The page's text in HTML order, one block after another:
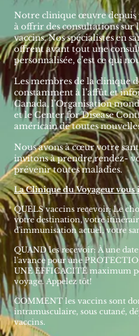
Notre clinique œuvre depuis
à offrir des consultations sur
vaccins. Nos spécialistes en
offrent avant tout une
personnalisée, c’est ce qui
Les membres de la clinique
constamment à l’affût et
Canada, l’Organisation
et le Center for Disease
américain de toutes
Nous avons à cœur votre
invitons à prendre rendez-
prévenir toutes maladies.
La Clinique du Voyageur vous
QUELS vaccins recevoir: Le
votre destination, votre
d'immunisation actuel, votre
QUAND les recevoir: À une
l'avance pour une
UNE EFFICACITÉ maximum
voyage. Appelez tôt!
COMMENT les vaccins sont
intramusculaire, sous cutané,
vaccins.